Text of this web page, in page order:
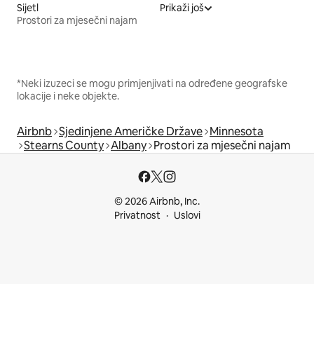
Sijetl
Prostori za mjesečni najam
Prikaži još
*Neki izuzeci se mogu primjenjivati na određene geografske
lokacije i neke objekte.
Airbnb Sjedinjene Američke Države Minnesota
Stearns County Albany Prostori za mjesečni najam
© 2026 Airbnb, Inc.
Privatnost
Uslovi